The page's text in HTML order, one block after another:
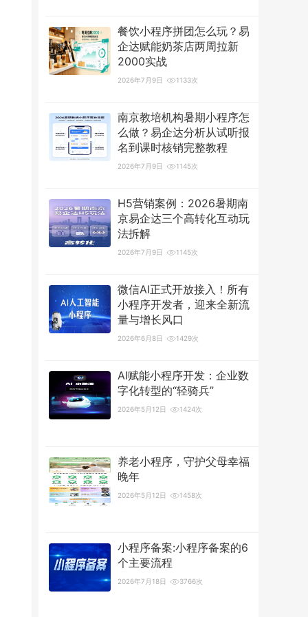
餐饮小程序拼团怎么玩？易
企达赋能奶茶店两周拉新
2000实战
2026年7月9日 1133次
南京教培机构暑期小程序怎
么做？易企达分析从试听报
名到课时核销完整教程
2026年7月9日 1145次
H5营销案例：2026暑期南
京易企达三个高转化互动玩
法拆解
2026年7月9日 1145次
微信AI正式开放接入！所有
小程序开发者，迎来全新流
量与增长风口
2026年6月8日 1429次
AI赋能小程序开发：企业数
字化转型的“轻骑兵”
2026年5月12日 1424次
养老小程序，守护父母幸福
晚年
2026年5月12日 1458次
小程序备案:小程序备案的6
个主要流程
2026年7月18日 3766次